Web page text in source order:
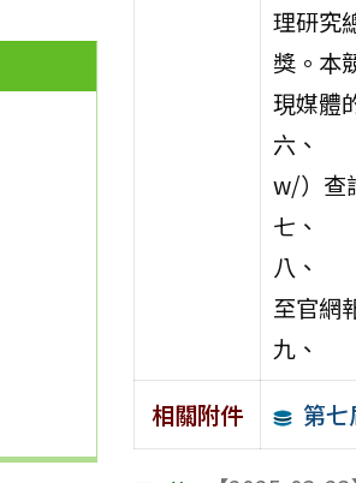
理研究
獎。本
現媒體
六、
w/）查
七、
八、
至官網
九、
相關附件
第